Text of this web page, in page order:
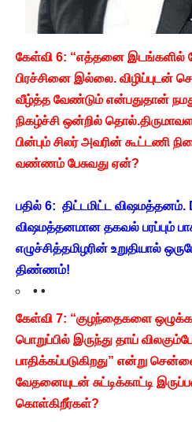
கேள்வி 6: “எத்தனை இடங்களில்
பிரச்சினை இல்லை. விழிப்புடன்
வீழ்த்த வேண்டும் என்பதுதான்
நிகழ்ச்சி ஒன்றில்
பின்பும் சிலர் அவரின் கூட்டணி
வண்ணம் பேசுவது ஏன்?
பதில் 6: திட்டமிட்ட
விஷமத்தனமான தகவல் பரப்பும்
எழுச்சித்தமிழரின் உறுதியால்
திண்ணம்!
• •
கேள்வி 7: “குழந்தைகளை
பொறுப்பில் இருந்து தாய்
பாதிக்கப்படுகிறது” என்று
வேதனையுடன் சுட்டிக்காட்டி
கொள்கிறீர்கள்?